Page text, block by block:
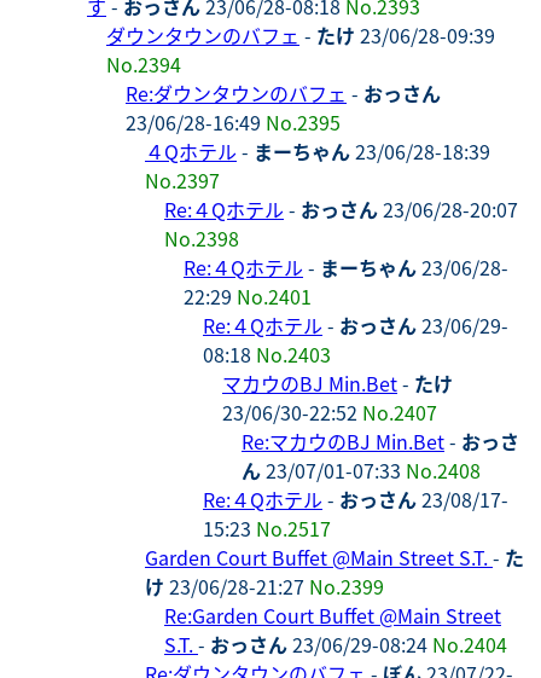
す - おっさん23/06/28-08:18 No.2393
ダウンタウンのバフェ - たけ 23/06/28-09:39
No.2394
Re:ダウンタウンのバフェ - おっさん
23/06/28-16:49 No.2395
４Qホテル - まーちゃん23/06/28-18:39
No.2397
Re:４Qホテル - おっさん23/06/28-20:07
No.2398
Re:４Qホテル - まーちゃん23/06/28-
22:29 No.2401
Re:４Qホテル - おっさん23/06/29-
08:18 No.2403
マカウのBJ Min.Bet- たけ
23/06/30-22:52 No.2407
Re:マカウのBJ Min.Bet- おっさ
ん23/07/01-07:33 No.2408
Re:４Qホテル - おっさん23/08/17-
15:23 No.2517
Garden Court Buffet @Main Street S.T.- た
け 23/06/28-21:27 No.2399
Re:Garden Court Buffet @Main Street
S.T.- おっさん23/06/29-08:24 No.2404